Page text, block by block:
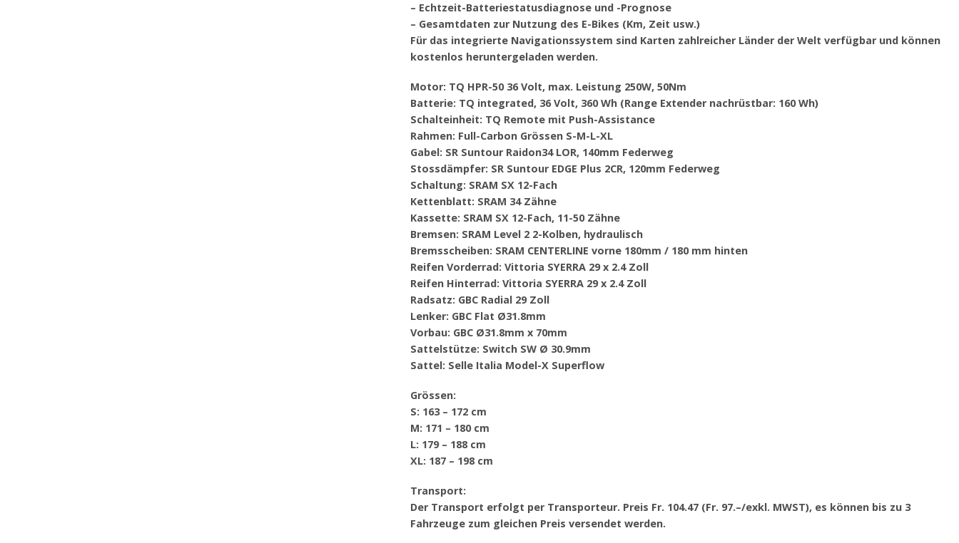
– Echtzeit-Batteriestatusdiagnose und -Prognose
– Gesamtdaten zur Nutzung des E-Bikes (Km, Zeit usw.)
Für das integrierte Navigationssystem sind Karten zahlreicher Länder der Welt verfügbar und können
kostenlos heruntergeladen werden.
Motor: TQ HPR-50 36 Volt, max. Leistung 250W, 50Nm
Batterie: TQ integrated, 36 Volt, 360 Wh (Range Extender nachrüstbar: 160 Wh)
Schalteinheit: TQ Remote mit Push-Assistance
Rahmen: Full-Carbon Grössen S-M-L-XL
Gabel: SR Suntour Raidon34 LOR, 140mm Federweg
Stossdämpfer: SR Suntour EDGE Plus 2CR, 120mm Federweg
Schaltung: SRAM SX 12-Fach
Kettenblatt: SRAM 34 Zähne
Kassette: SRAM SX 12-Fach, 11-50 Zähne
Bremsen: SRAM Level 2 2-Kolben, hydraulisch
Bremsscheiben: SRAM CENTERLINE vorne 180mm / 180 mm hinten
Reifen Vorderrad: Vittoria SYERRA 29 x 2.4 Zoll
Reifen Hinterrad: Vittoria SYERRA 29 x 2.4 Zoll
Radsatz: GBC Radial 29 Zoll
Lenker: GBC Flat Ø31.8mm
Vorbau: GBC Ø31.8mm x 70mm
Sattelstütze: Switch SW Ø 30.9mm
Sattel: Selle Italia Model-X Superflow
Grössen:
S: 163 – 172 cm
M: 171 – 180 cm
L: 179 – 188 cm
XL: 187 – 198 cm
Transport:
Der Transport erfolgt per Transporteur. Preis Fr. 104.47 (Fr. 97.–/exkl. MWST), es können bis zu 3
Fahrzeuge zum gleichen Preis versendet werden.